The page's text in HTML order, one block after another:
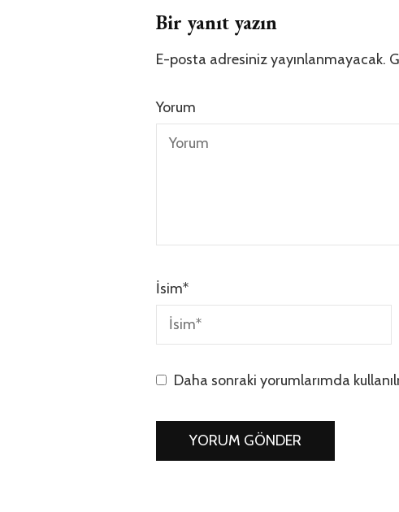
Bir yanıt yazın
E-posta adresiniz yayınlanmayacak.
Yorum
İsim*
Daha sonraki yorumlarımda